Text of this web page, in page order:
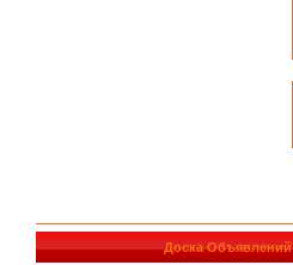
Доска Объявлений